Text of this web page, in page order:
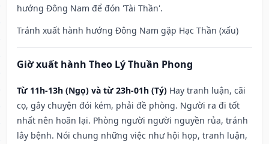
hướng Đông Nam để đón 'Tài Thần'.
Tránh xuất hành hướng Đông Nam gặp Hạc Thần (xấu)
Giờ xuất hành Theo Lý Thuần Phong
Từ 11h-13h (Ngọ) và từ 23h-01h (Tý) Hay tranh luận, cãi
cọ, gây chuyện đói kém, phải đề phòng. Người ra đi tốt
nhất nên hoãn lại. Phòng người người nguyền rủa, tránh
lây bệnh. Nói chung những việc như hội họp, tranh luận,